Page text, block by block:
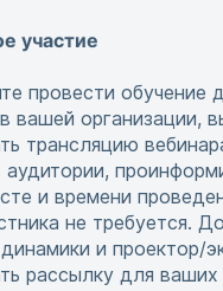
участие
провести обучение
вашей организации,
трансляцию
аудитории,
и времени
не требуется.
и проектор/
рассылку для ваших